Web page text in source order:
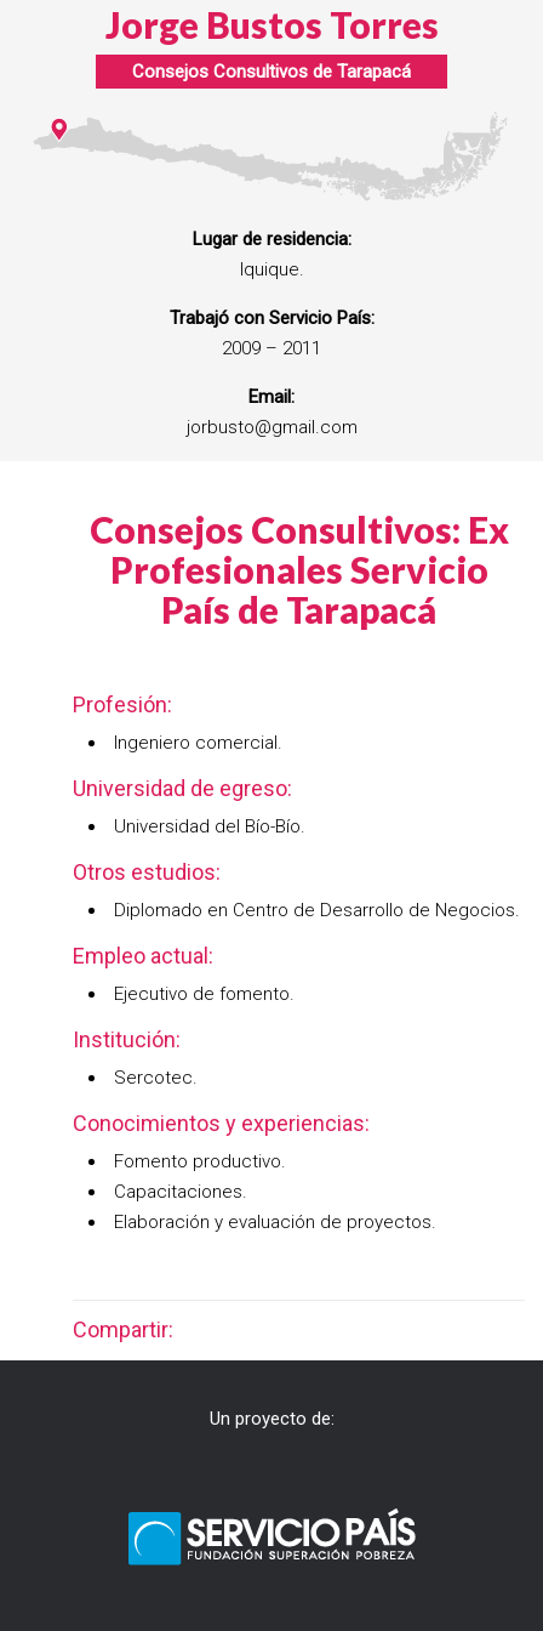
Jorge Bustos Torres
Consejos Consultivos de Tarapacá
Lugar de residencia:
Iquique.
Trabajó con Servicio País:
2009 – 2011
Email:
jorbusto@gmail.com
Consejos Consultivos: Ex
Profesionales Servicio
País de Tarapacá
Profesión:
Ingeniero comercial.
Universidad de egreso:
Universidad del Bío-Bío.
Otros estudios:
Diplomado en Centro de Desarrollo de Negocios.
Empleo actual:
Ejecutivo de fomento.
Institución:
Sercotec.
Conocimientos y experiencias:
Fomento productivo.
Capacitaciones.
Elaboración y evaluación de proyectos.
Compartir:
Un proyecto de: